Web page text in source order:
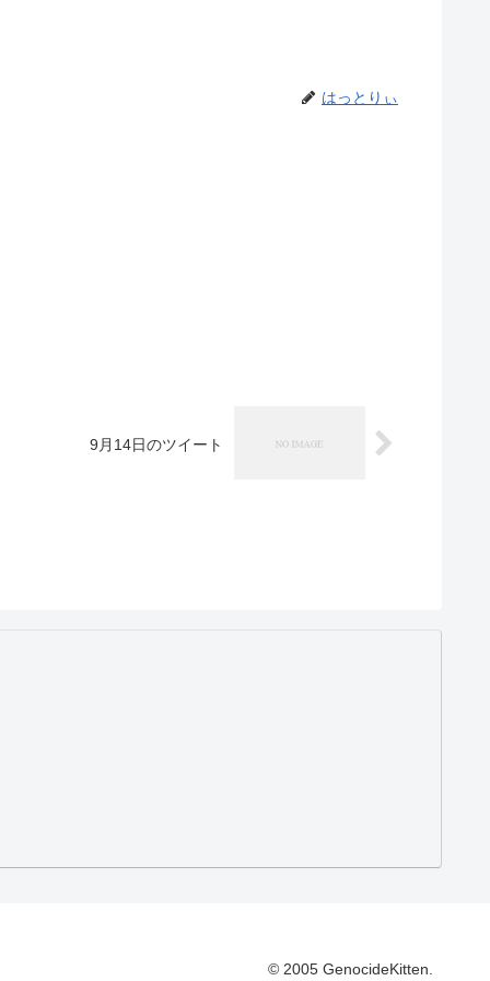
はっとりぃ
9月14日のツイート
© 2005 GenocideKitten.